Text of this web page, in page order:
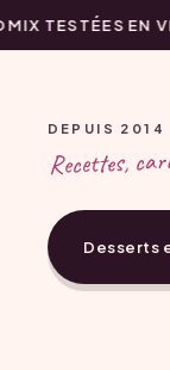
TESTÉES EN
DEPUIS 2014
Recettes,
Desserts